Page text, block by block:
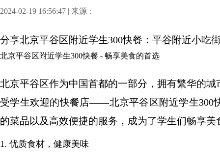
2024-02-19 16:56:47 | 来源：
分享北京平谷区附近学生300快餐：平谷附近小吃
北京平谷区附近学生300快餐 - 畅享美食的首选
北京平谷区作为中国首都的一部分，拥有繁华的
受学生欢迎的快餐店——北京平谷区附近学生300
的菜品以及高效便捷的服务，成为了学生们畅享美
1. 优质食材，健康美味